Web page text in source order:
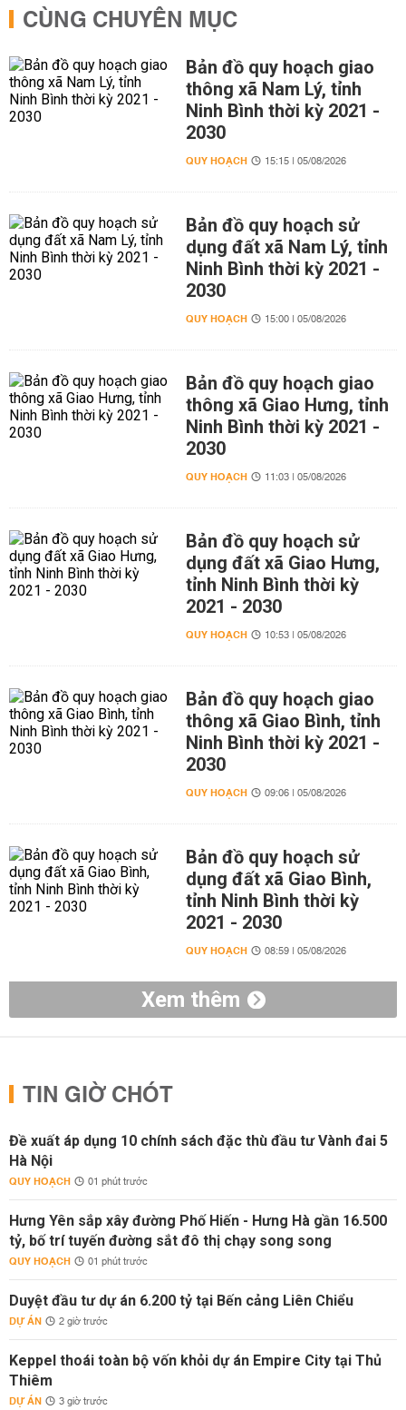
CÙNG CHUYÊN MỤC
Bản đồ quy hoạch giao
thông xã Nam Lý, tỉnh
Ninh Bình thời kỳ 2021 -
2030
QUY HOẠCH 15:15 | 05/08/2026
Bản đồ quy hoạch sử
dụng đất xã Nam Lý, tỉnh
Ninh Bình thời kỳ 2021 -
2030
QUY HOẠCH 15:00 | 05/08/2026
Bản đồ quy hoạch giao
thông xã Giao Hưng, tỉnh
Ninh Bình thời kỳ 2021 -
2030
QUY HOẠCH 11:03 | 05/08/2026
Bản đồ quy hoạch sử
dụng đất xã Giao Hưng,
tỉnh Ninh Bình thời kỳ
2021 - 2030
QUY HOẠCH 10:53 | 05/08/2026
Bản đồ quy hoạch giao
thông xã Giao Bình, tỉnh
Ninh Bình thời kỳ 2021 -
2030
QUY HOẠCH 09:06 | 05/08/2026
Bản đồ quy hoạch sử
dụng đất xã Giao Bình,
tỉnh Ninh Bình thời kỳ
2021 - 2030
QUY HOẠCH 08:59 | 05/08/2026
Xem thêm
TIN GIỜ CHÓT
Đề xuất áp dụng 10 chính sách đặc thù đầu tư Vành đai 5
Hà Nội
QUY HOẠCH 01 phút trước
Hưng Yên sắp xây đường Phố Hiến - Hưng Hà gần 16.500
tỷ, bố trí tuyến đường sắt đô thị chạy song song
QUY HOẠCH 01 phút trước
Duyệt đầu tư dự án 6.200 tỷ tại Bến cảng Liên Chiểu
DỰ ÁN 2 giờ trước
Keppel thoái toàn bộ vốn khỏi dự án Empire City tại Thủ
Thiêm
DỰ ÁN 3 giờ trước